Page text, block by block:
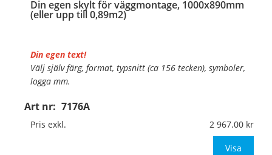
Din egen skylt för väggmontage, 1000x890mm
(eller upp till 0,89m2)
Art nr: 7176A
Din egen text!
Välj själv färg, format, typsnitt (ca 156 tecken), symboler,
logga mm.
Material:Plan aluminium, 0,7mm (väggmontage)
Mått:1000x890mm (eller annat mått upp till 0,89m²)
Pris exkl. 2 967.00
Visa